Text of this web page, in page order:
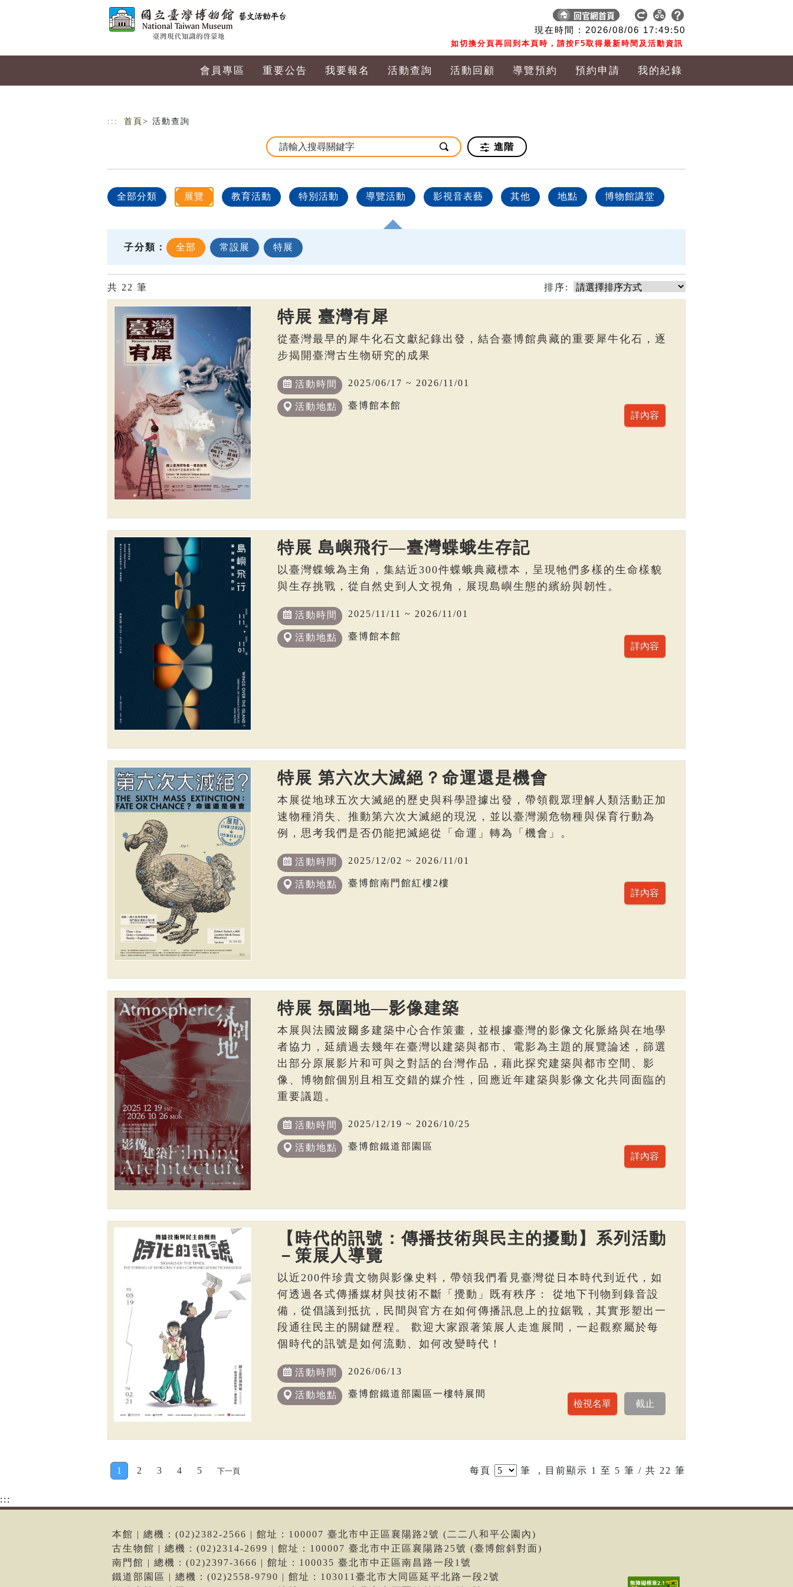
現在時間 : 2026/08/06 17:49:51
如切換分頁再回到本頁時，請按F5取得最新時間及活動資訊
會員專區 重要公告 我要報名 活動查詢 活動回顧 導覽預約 預約申請 我的紀錄
::: 首頁 > 活動查詢
進階
全部分類 展覽 教育活動 特別活動 導覽活動 影視音表藝 其他 地點 博物館講堂
子分類： 全部 常設展 特展
共 22 筆 排序:
特展 臺灣有犀
從臺灣最早的犀牛化石文獻紀錄出發，結合臺博館典藏的重要犀牛化石，逐
步揭開臺灣古生物研究的成果
活動時間 2025/06/17 ~ 2026/11/01
活動地點 臺博館本館
特展 島嶼飛行—臺灣蝶蛾生存記
以臺灣蝶蛾為主角，集結近300件蝶蛾典藏標本，呈現牠們多樣的生命樣貌
與生存挑戰，從自然史到人文視角，展現島嶼生態的繽紛與韌性。
活動時間 2025/11/11 ~ 2026/11/01
活動地點 臺博館本館
特展 第六次大滅絕？命運還是機會
本展從地球五次大滅絕的歷史與科學證據出發，帶領觀眾理解人類活動正加
速物種消失、推動第六次大滅絕的現況，並以臺灣瀕危物種與保育行動為
例，思考我們是否仍能把滅絕從「命運」轉為「機會」。
活動時間 2025/12/02 ~ 2026/11/01
活動地點 臺博館南門館紅樓2樓
特展 氛圍地—影像建築
本展與法國波爾多建築中心合作策畫，並根據臺灣的影像文化脈絡與在地學
者協力，延續過去幾年在臺灣以建築與都市、電影為主題的展覽論述，篩選
出部分原展影片和可與之對話的台灣作品，藉此探究建築與都市空間、影
像、博物館個別且相互交錯的媒介性，回應近年建築與影像文化共同面臨的
重要議題。
活動時間 2025/12/19 ~ 2026/10/25
活動地點 臺博館鐵道部園區
【時代的訊號：傳播技術與民主的擾動】系列活動
－策展人導覽
以近200件珍貴文物與影像史料，帶領我們看見臺灣從日本時代到近代，如
何透過各式傳播媒材與技術不斷「攪動」既有秩序： 從地下刊物到錄音設
備，從倡議到抵抗，民間與官方在如何傳播訊息上的拉鋸戰，其實形塑出一
段通往民主的關鍵歷程。 歡迎大家跟著策展人走進展間，一起觀察屬於每
個時代的訊號是如何流動、如何改變時代！
活動時間 2026/06/13
活動地點 臺博館鐵道部園區一樓特展間
1 2 3 4 5 下一頁 每頁 筆 ，目前顯示 1 至 5 筆 / 共 22 筆
:::
本館 | 總機：(02)2382-2566 | 館址：100007 臺北市中正區襄陽路2號 (二二八和平公園內)
古生物館 | 總機：(02)2314-2699 | 館址：100007 臺北市中正區襄陽路25號 (臺博館斜對面)
南門館 | 總機：(02)2397-3666 | 館址：100035 臺北市中正區南昌路一段1號
鐵道部園區 | 總機：(02)2558-9790 | 館址：103011臺北市大同區延平北路一段2號